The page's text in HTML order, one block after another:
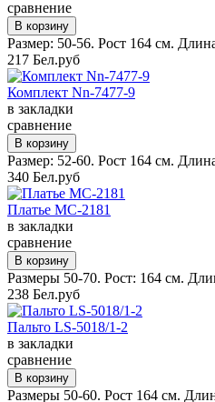
сравнение
Размер: 50-56. Рост 164 см.
217 Бел.руб
Комплект Nn-7477-9
в закладки
сравнение
Размер: 52-60. Рост 164 см.
340 Бел.руб
Платье MC-2181
в закладки
сравнение
Размеры 50-70. Рост: 164 см.
238 Бел.руб
Пальто LS-5018/1-2
в закладки
сравнение
Размеры 50-60. Рост 164 см.